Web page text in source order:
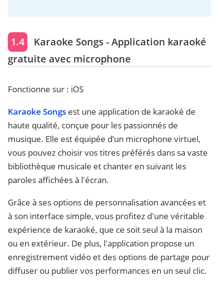
1.4
Karaoke Songs - Application karaoké
gratuite avec microphone
Fonctionne sur : iOS
Karaoke Songs est une application de karaoké de
haute qualité, conçue pour les passionnés de
musique. Elle est équipée d’un microphone virtuel,
vous pouvez choisir vos titres préférés dans sa vaste
bibliothèque musicale et chanter en suivant les
paroles affichées à l'écran.
Grâce à ses options de personnalisation avancées et
à son interface simple, vous profitez d'une véritable
expérience de karaoké, que ce soit seul à la maison
ou en extérieur. De plus, l'application propose un
enregistrement vidéo et des options de partage pour
diffuser ou publier vos performances en un seul clic.